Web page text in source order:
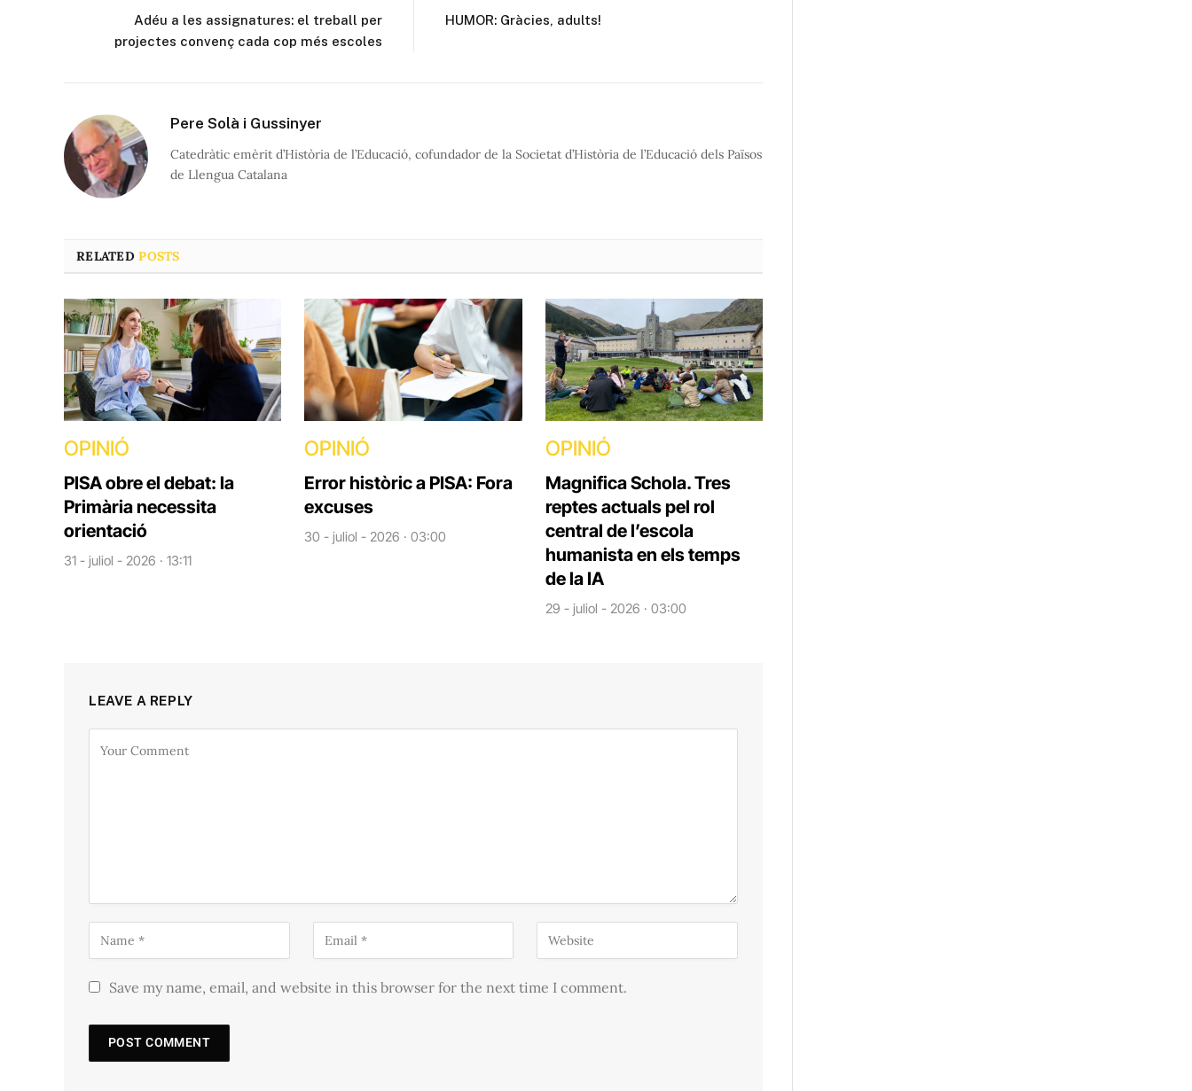
Adéu a les assignatures: el treball per
projectes convenç cada cop més escoles
HUMOR: Gràcies, adults!
Pere Solà i Gussinyer
Catedràtic emèrit d’Història de l’Educació, cofundador de la Societat d’Història de l’Educació dels Països
de Llengua Catalana
RELATEDPOSTS
OPINIÓ
PISA obre el debat: la
Primària necessita
orientació
31 - juliol - 2026 · 13:11
OPINIÓ
Error històric a PISA: Fora
excuses
30 - juliol - 2026 · 03:00
OPINIÓ
Magnifica Schola. Tres
reptes actuals pel rol
central de l’escola
humanista en els temps
de la IA
29 - juliol - 2026 · 03:00
LEAVE A REPLY
Save my name, email, and website in this browser for the next time I comment.